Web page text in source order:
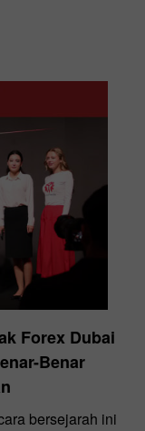
Forex Dubai
Benar
bersejarah ini